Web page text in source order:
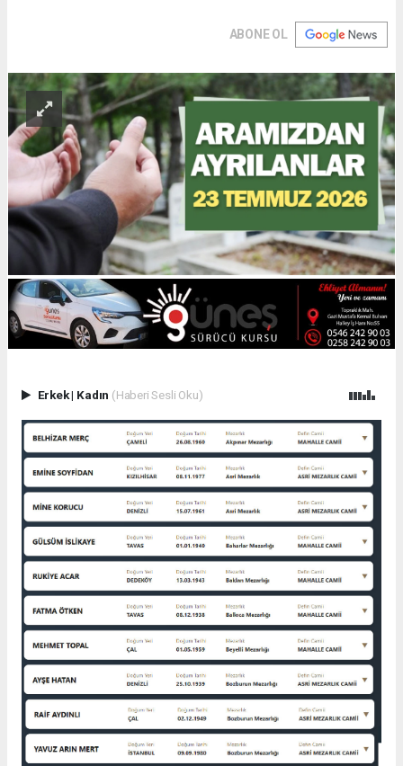
ABONE OL
Erkek| Kadın (Haberi Sesli Oku)